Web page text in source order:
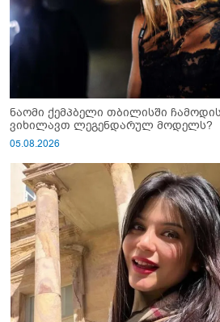
ნაომი ქემპბელი თბილისში
ვიხილავთ ლეგენდარულ მოდელს?
05.08.2026